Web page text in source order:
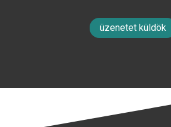
üzenetet küldök